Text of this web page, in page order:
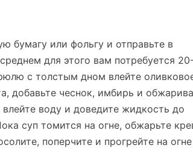
бумагу или фольгу и отправьте в
для этого вам потребуется
с толстым дном влейте
добавьте чеснок, имбирь и
воду и доведите жидкость до
суп томится на огне, обжарьте
поперчите и прогрейте на